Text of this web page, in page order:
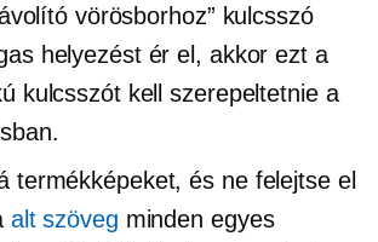
vörösborhoz” kulcsszó
helyezést ér el, akkor ezt a
kulcsszót kell szerepeltetnie a
termékképeket, és ne felejtse el
alt szöveg minden egyes